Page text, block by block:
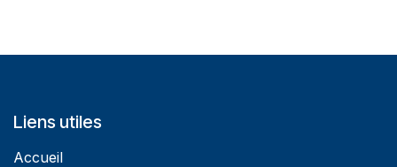
Liens utiles
Accueil